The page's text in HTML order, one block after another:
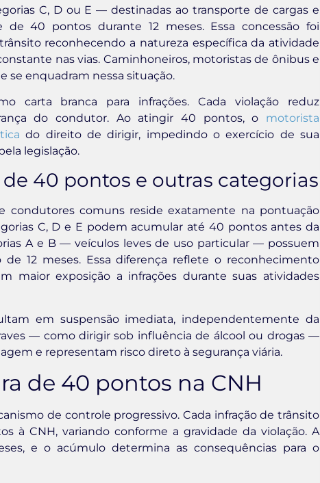
C, D ou E — destinadas ao transporte de cargas e
40 pontos durante 12 meses. Essa concessão foi
reconhecendo a natureza específica da atividade
nas vias. Caminhoneiros, motoristas de ônibus e
se enquadram nessa situação.
carta branca para infrações. Cada violação reduz
do condutor. Ao atingir 40 pontos, o motorista
do direito de dirigir, impedindo o exercício de sua
legislação.
40 pontos e outras categorias
condutores comuns reside exatamente na pontuação
C, D e E podem acumular até 40 pontos antes da
A e B — veículos leves de uso particular — possuem
12 meses. Essa diferença reflete o reconhecimento
maior exposição a infrações durante suas atividades
em suspensão imediata, independentemente da
— como dirigir sob influência de álcool ou drogas —
e representam risco direto à segurança viária.
de 40 pontos na CNH
de controle progressivo. Cada infração de trânsito
à CNH, variando conforme a gravidade da violação. A
e o acúmulo determina as consequências para o